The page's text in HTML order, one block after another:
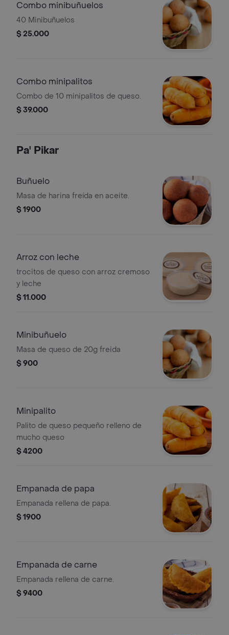
Combo minibuñuelos
40 Minibuñuelos
$ 25.000
Combo minipalitos
Combo de 10 minipalitos de queso.
$ 39.000
Pa' Pikar
Buñuelo
Masa de harina freída en aceite.
$ 1900
Arroz con leche
trocitos de queso con arroz cremoso
y leche
$ 11.000
Minibuñuelo
Masa de queso de 20g freida
$ 900
Minipalito
Palito de queso pequeño relleno de
mucho queso
$ 4200
Empanada de papa
Empanada rellena de papa.
$ 1900
Empanada de carne
Empanada rellena de carne.
$ 9400